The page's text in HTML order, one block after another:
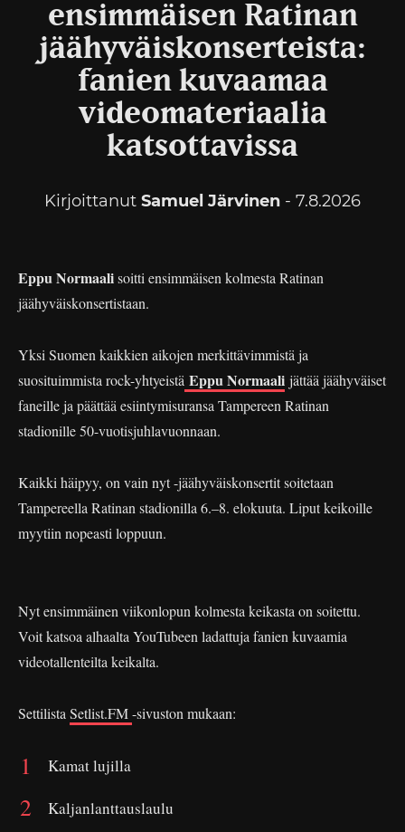
ensimmäisen Ratinan
jäähyväiskonserteista:
fanien kuvaamaa
videomateriaalia
katsottavissa
Kirjoittanut Samuel Järvinen - 7.8.2026
Eppu Normaalisoitti ensimmäisen kolmesta Ratinan
jäähyväiskonsertistaan.
Yksi Suomen kaikkien aikojen merkittävimmistä ja
suosituimmista rock-yhtyeistä Eppu Normaali jättää jäähyväiset
faneille ja päättää esiintymisuransa Tampereen Ratinan
stadionille 50-vuotisjuhlavuonnaan.
Kaikki häipyy, on vain nyt -jäähyväiskonsertit soitetaan
Tampereella Ratinan stadionilla 6.–8. elokuuta. Liput keikoille
myytiin nopeasti loppuun.
Nyt ensimmäinen viikonlopun kolmesta keikasta on soitettu.
Voit katsoa alhaalta YouTubeen ladattuja fanien kuvaamia
videotallenteilta keikalta.
Settilista Setlist.FM-sivuston mukaan:
Kamat lujilla
Kaljanlanttauslaulu